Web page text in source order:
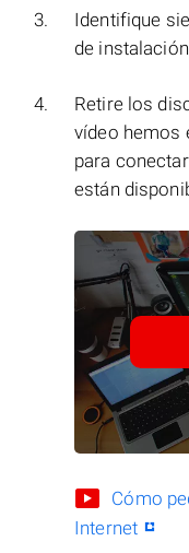
Identifique
de
Retire los
vídeo hemos
para
están
Cómo
Internet